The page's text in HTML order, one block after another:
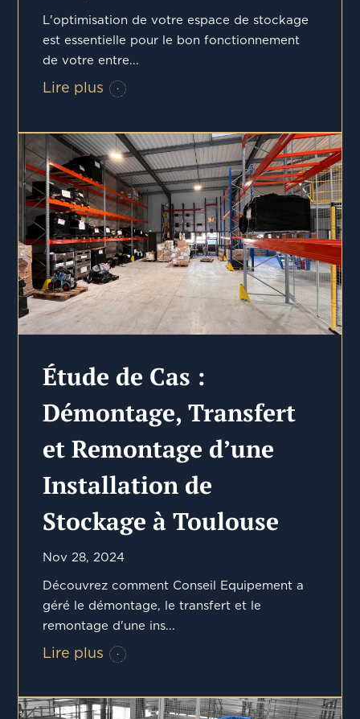
L'optimisation de votre espace de stockage
est essentielle pour le bon fonctionnement
de votre entre...
Lire plus
Étude de Cas :
Démontage, Transfert
et Remontage d’une
Installation de
Stockage à Toulouse
Nov 28, 2024
Découvrez comment Conseil Equipement a
géré le démontage, le transfert et le
remontage d'une ins...
Lire plus